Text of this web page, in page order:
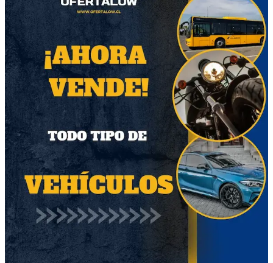
Calificación del vendedor
Pevashop
Sin ventas
Descripción del producto
Pañales Emubaby premium talla XXG alta
absorción por Manga de 8 paquetes cada
paquete trae 14uni, queda la última Manga a
precio costo